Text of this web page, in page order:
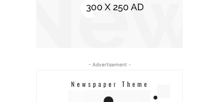
- Advertisement -